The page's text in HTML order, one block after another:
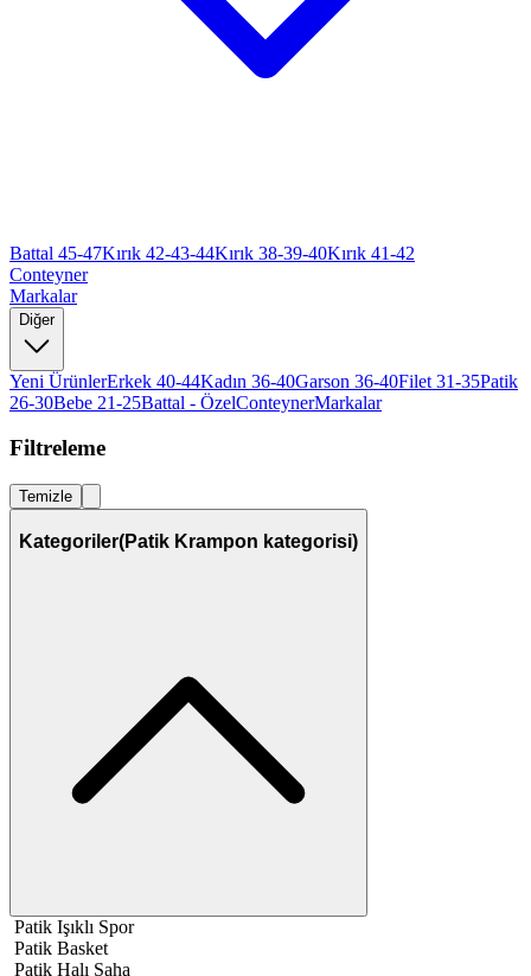
Battal 45-47Kırık 42-43-44Kırık 38-39-40Kırık 41-42
Conteyner
Markalar
Diğer
Yeni ÜrünlerErkek 40-44Kadın 36-40Garson 36-40Filet 31-35Patik
26-30Bebe 21-25Battal - ÖzelConteynerMarkalar
Filtreleme
Temizle
Kategoriler(Patik Krampon kategorisi)
Patik Işıklı Spor
Patik Basket
Patik Halı Saha